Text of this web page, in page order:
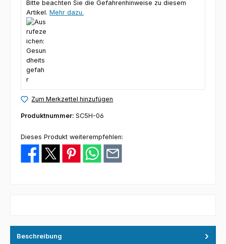
Bitte beachten Sie die Gefahrenhinweise zu diesem
Artikel. Mehr dazu.
Zum Merkzettel hinzufügen
Produktnummer: SC5H-06
Dieses Produkt weiterempfehlen:
Beschreibung